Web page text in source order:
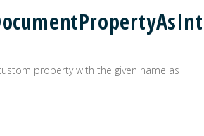
property with the given name as